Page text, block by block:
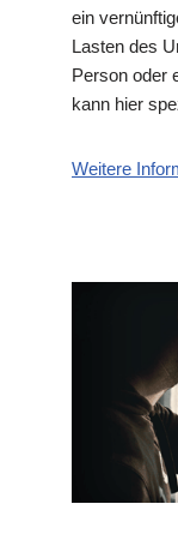
ein
Lasten des
Person oder
kann hier
Weitere